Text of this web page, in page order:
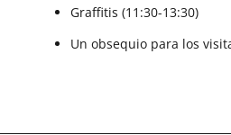
Graffitis (11:30-13:30)
Un obsequio para los